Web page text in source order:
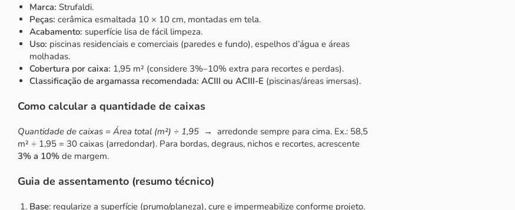
Marca: Strufaldi.
Peças: cerâmica esmaltada 10 × 10 cm, montadas em tela.
Acabamento: superfície lisa de fácil limpeza.
Uso: piscinas residenciais e comerciais (paredes e fundo), espelhos d’água e áreas
molhadas.
Cobertura por caixa: 1,95 m² (considere 3%–10% extra para recortes e perdas).
Classificação de argamassa recomendada: ACIII ou ACIII-E (piscinas/áreas imersas).
Como calcular a quantidade de caixas
Quantidade de caixas = Área total (m²) ÷ 1,95 → arredonde sempre para cima. Ex.: 58,5
m² ÷ 1,95 = 30 caixas (arredondar). Para bordas, degraus, nichos e recortes, acrescente
3% a 10% de margem.
Guia de assentamento (resumo técnico)
Base: regularize a superfície (prumo/planeza), cure e impermeabilize conforme projeto.